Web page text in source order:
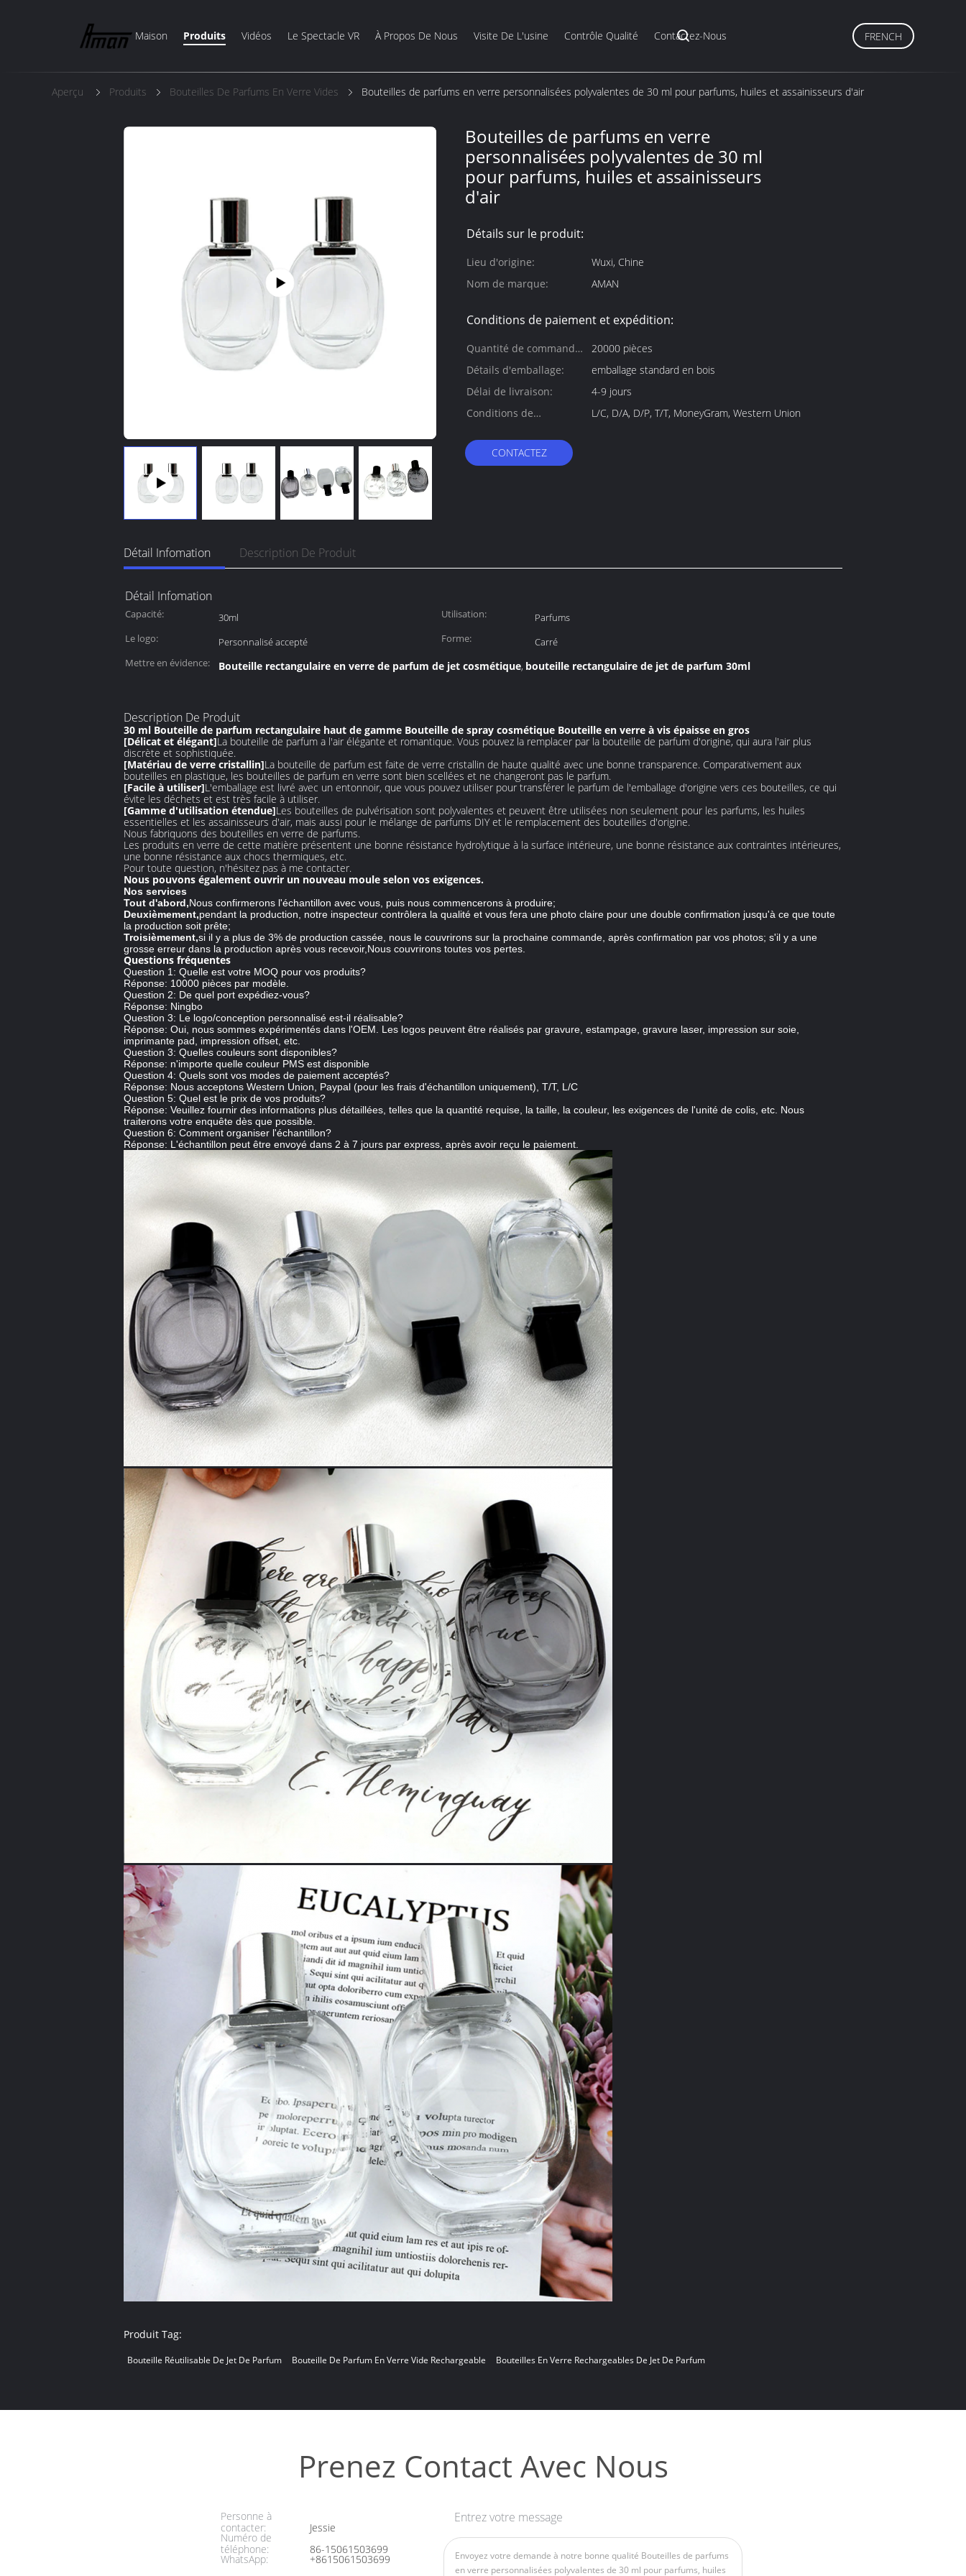
Maison Produits Vidéos Le Spectacle VR À Propos De Nous Visite De L'usine Contrôle Qualité Contactez-Nous FRENCH
Aperçu Produits Bouteilles De Parfums En Verre Vides Bouteilles de parfums en verre personnalisées polyvalentes de 30 ml pour parfums, huiles et assainisseurs d'air
Bouteilles de parfums en verre
personnalisées polyvalentes de 30 ml
pour parfums, huiles et assainisseurs
d'air
Détails sur le produit:
Lieu d'origine:
Wuxi, Chine
Nom de marque:
AMAN
Conditions de paiement et expédition:
Quantité de commande
min:
20000 pièces
Détails d'emballage:
emballage standard en bois
Délai de livraison:
4-9 jours
Conditions de
L/C, D/A, D/P, T/T, MoneyGram, Western Union
CONTACTEZ
Détail Infomation Description De Produit
Détail Infomation
Capacité: 30ml Utilisation:
Parfums
Le logo:
Personnalisé accepté Forme:
Carré
Mettre en évidence:
Bouteille rectangulaire en verre de parfum de jet cosmétique, bouteille rectangulaire de jet de parfum 30ml
Description De Produit
30 ml Bouteille de parfum rectangulaire haut de gamme Bouteille de spray cosmétique Bouteille en verre à vis épaisse en gros
[Délicat et élégant]La bouteille de parfum a l'air élégante et romantique. Vous pouvez la remplacer par la bouteille de parfum d'origine, qui aura l'air plus
discrète et sophistiquée.
[Matériau de verre cristallin]La bouteille de parfum est faite de verre cristallin de haute qualité avec une bonne transparence. Comparativement aux
bouteilles en plastique, les bouteilles de parfum en verre sont bien scellées et ne changeront pas le parfum.
[Facile à utiliser]L'emballage est livré avec un entonnoir, que vous pouvez utiliser pour transférer le parfum de l'emballage d'origine vers ces bouteilles, ce qui
évite les déchets et est très facile à utiliser.
[Gamme d'utilisation étendue]Les bouteilles de pulvérisation sont polyvalentes et peuvent être utilisées non seulement pour les parfums, les huiles
essentielles et les assainisseurs d'air, mais aussi pour le mélange de parfums DIY et le remplacement des bouteilles d'origine.
Nous fabriquons des bouteilles en verre de parfums.
Les produits en verre de cette matière présentent une bonne résistance hydrolytique à la surface intérieure, une bonne résistance aux contraintes intérieures,
une bonne résistance aux chocs thermiques, etc.
Pour toute question, n'hésitez pas à me contacter.
Nous pouvons également ouvrir un nouveau moule selon vos exigences.
Nos services
Tout d'abord,Nous confirmerons l'échantillon avec vous, puis nous commencerons à produire;
Deuxièmement,pendant la production, notre inspecteur contrôlera la qualité et vous fera une photo claire pour une double confirmation jusqu'à ce que toute
la production soit prête;
Troisièmement,si il y a plus de 3% de production cassée, nous le couvrirons sur la prochaine commande, après confirmation par vos photos; s'il y a une
grosse erreur dans la production après vous recevoir,Nous couvrirons toutes vos pertes.
Questions fréquentes
Question 1: Quelle est votre MOQ pour vos produits?
Réponse: 10000 pièces par modèle.
Question 2: De quel port expédiez-vous?
Réponse: Ningbo
Question 3: Le logo/conception personnalisé est-il réalisable?
Réponse: Oui, nous sommes expérimentés dans l'OEM. Les logos peuvent être réalisés par gravure, estampage, gravure laser, impression sur soie,
imprimante pad, impression offset, etc.
Question 3: Quelles couleurs sont disponibles?
Réponse: n'importe quelle couleur PMS est disponible
Question 4: Quels sont vos modes de paiement acceptés?
Réponse: Nous acceptons Western Union, Paypal (pour les frais d'échantillon uniquement), T/T, L/C
Question 5: Quel est le prix de vos produits?
Réponse: Veuillez fournir des informations plus détaillées, telles que la quantité requise, la taille, la couleur, les exigences de l'unité de colis, etc. Nous
traiterons votre enquête dès que possible.
Question 6: Comment organiser l'échantillon?
Réponse: L'échantillon peut être envoyé dans 2 à 7 jours par express, après avoir reçu le paiement.
Produit Tag:
Bouteille Réutilisable De Jet De Parfum Bouteille De Parfum En Verre Vide Rechargeable Bouteilles En Verre Rechargeables De Jet De Parfum
Prenez Contact Avec Nous
Personne à
contacter:
Jessie
Numéro de
téléphone:
86-15061503699
WhatsApp: +8615061503699
Entrez votre message